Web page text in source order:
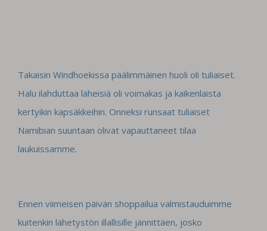
Takaisin Windhoekissa päälimmäinen huoli oli tuliaiset.
Halu ilahduttaa läheisiä oli voimakas ja kaikenlaista
kertyikin kapsäkkeihin. Onneksi runsaat tuliaiset
Namibian suuntaan olivat vapauttaneet tilaa
laukuissamme.
Ennen viimeisen päivän shoppailua valmistauduimme
kuitenkin lähetystön illallisille jännittäen, josko